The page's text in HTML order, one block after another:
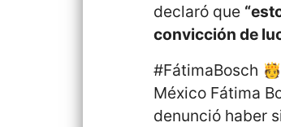
declaró que
convicción de
#FátimaBosch
México Fátima
denunció haber